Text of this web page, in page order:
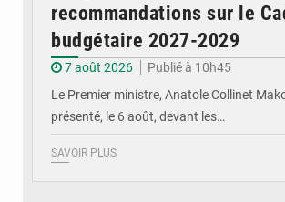
recommandations sur le
budgétaire 2027-2029
7 août 2026
Publié à 10h45
Le Premier ministre, Anatole Collinet
présenté, le 6 août, devant les…
SAVOIR PLUS